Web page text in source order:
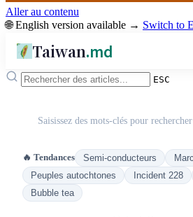
Aller au contenu
🌐 English version available → Switch to
Taiwan.md
ESC
Saisissez des mots-clés pour
🔥 Tendances Semi-conducteurs
Peuples autochtones
Incident 228
Bubble tea